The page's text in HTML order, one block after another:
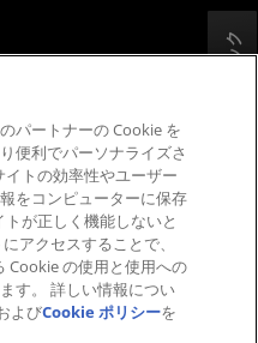
フィードバック
シー
ンの透明性
な競争
戦略
シー
設定
パートナーの Cookie を
便利でパーソナライズさ
トの効率性やユーザー
をコンピューターに保存
が正しく機能しないと
アクセスすることで、
Cookie の使用と使用への
す。 詳しい情報につい
よびCookie ポリシーを